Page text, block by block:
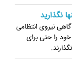
نگذارید
نیروی انتظامی
را حتی برای